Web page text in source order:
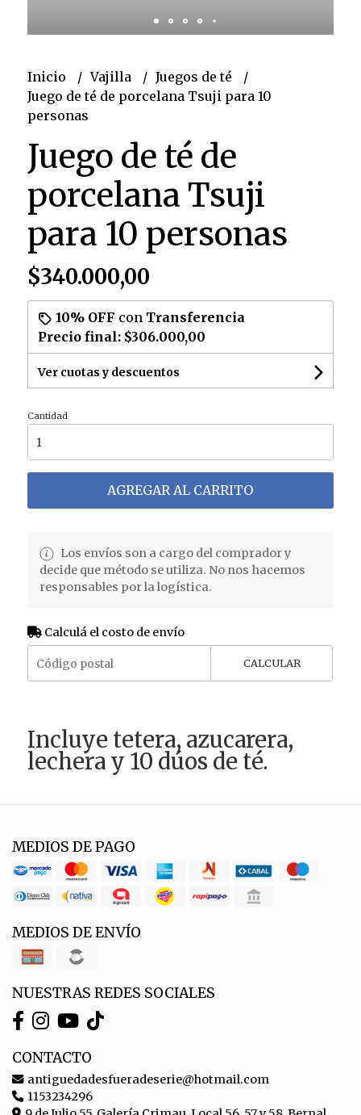
Inicio Vajilla
Juegos de té
Juego de té de porcelana Tsuji para 10
personas
Juego de té de
porcelana Tsuji
para 10 personas
$340.000,00
10% OFF con Transferencia
Precio final: $306.000,00
Ver cuotas y descuentos
Cantidad
AGREGAR AL CARRITO
Los envíos son a cargo del comprador y
decide que método se utiliza. No nos hacemos
responsables por la logística.
Calculá el costo de envío
CALCULAR
Incluye tetera, azucarera,
lechera y 10 dúos de té.
MEDIOS DE PAGO
MEDIOS DE ENVÍO
NUESTRAS REDES SOCIALES
CONTACTO
antiguedadesfueradeserie@hotmail.com
1153234296